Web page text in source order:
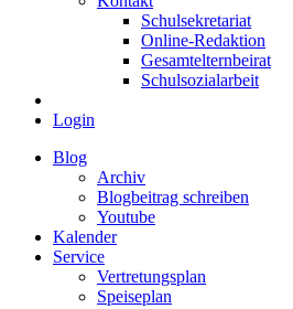
Schulsekretariat
Online-Redaktion
Gesamtelternbeirat
Schulsozialarbeit
Login
Blog
Archiv
Blogbeitrag schreiben
Youtube
Kalender
Service
Vertretungsplan
Speiseplan